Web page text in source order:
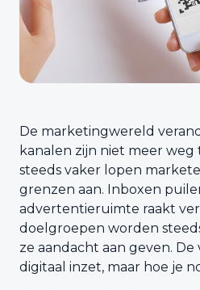
De marketingwereld
kanalen zijn niet meer weg
steeds vaker lopen
grenzen aan. Inboxen
advertentieruimte raakt
doelgroepen worden
ze aandacht aan geven. De
digitaal inzet, maar hoe je